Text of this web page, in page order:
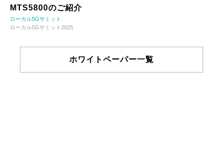
MTS5800のご紹介
ローカル5Gサミット
ローカル5Gサミット2025
ホワイトペーパー一覧